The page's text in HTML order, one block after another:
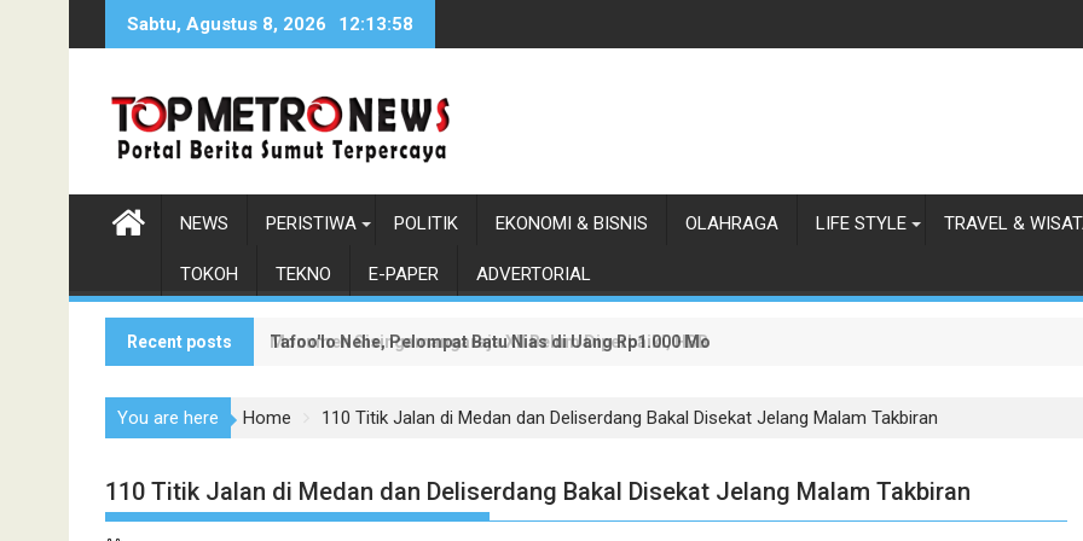
Sabtu, Agustus 8, 2026 12:14:0
NEWS PERISTIWA POLITIK EKONOMI & BISNIS OLAHRAGA LIFE STYLE TRAVEL &
TOKOH TEKNO E-PAPER ADVERTORIAL
Recent posts Tafoo'lo Nehe, Pelompat Batu Nias di Uang Rp1.000 Mohon ke Prabowo Diundang Upacara HUT ke-81
Monumen Sisingamangaraja XII Belum Diperbaiki, HBB Ajak Orang Batak Menyikapi Ketidakperdulian
You are here Home 110 Titik Jalan di Medan dan Deliserdang Bakal Disekat Jelang Malam Takbiran
110 Titik Jalan di Medan dan Deliserdang Bakal Disekat Jelang Malam Takbiran